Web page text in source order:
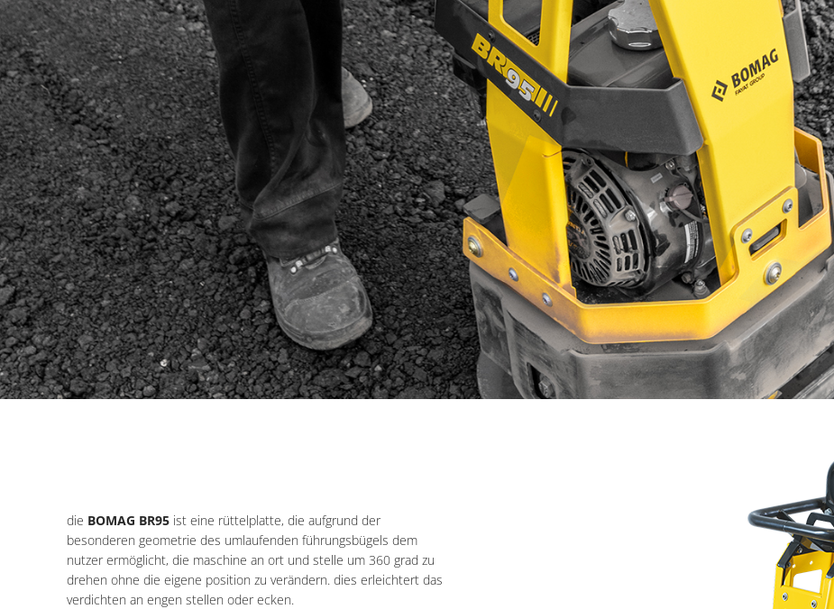
die BOMAG BR95ist eine rüttelplatte, die aufgrund der
besonderen geometrie des umlaufenden führungsbügels dem
nutzer ermöglicht, die maschine an ort und stelle um 360 grad zu
drehen ohne die eigene position zu verändern. dies erleichtert das
verdichten an engen stellen oder ecken.